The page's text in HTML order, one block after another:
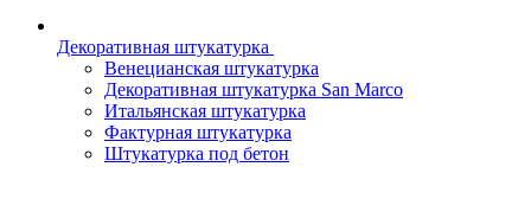
Декоративная штукатурка
Венецианская штукатурка
Декоративная штукатурка San Marco
Итальянская штукатурка
Фактурная штукатурка
Штукатурка под бетон